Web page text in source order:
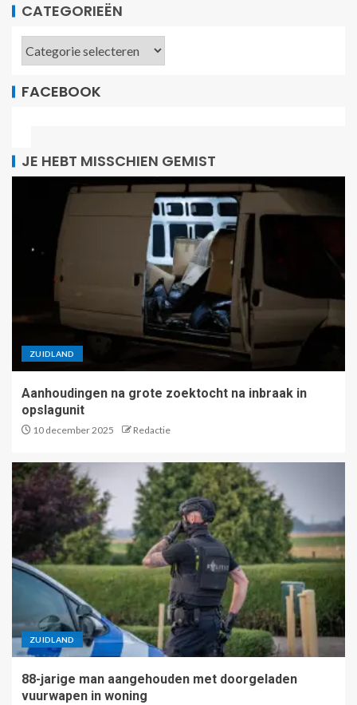
CATEGORIEËN
FACEBOOK
JE HEBT MISSCHIEN GEMIST
ZUIDLAND
Aanhoudingen na grote zoektocht na inbraak in
opslagunit
10 december 2025 Redactie
ZUIDLAND
88-jarige man aangehouden met doorgeladen
vuurwapen in woning